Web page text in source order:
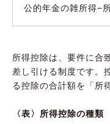
公的年金の雑所得−
所得控除は、要件に合
差し引ける制度です。
る控除の合計額を「所
〈表〉所得控除の種類